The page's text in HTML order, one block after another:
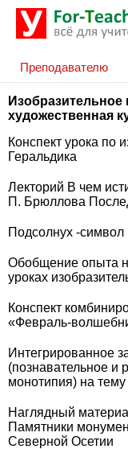
Преподавателю
Изобразительное
художественная
Конспект урока по
Геральдика
Лекторий В чем
П. Брюллова
Подсолнух -символ
Обобщение опыта
уроках
Конспект
«Февраль-
Интегрированное
(познавательное и
монотипия) на
Наглядный
Памятники
Северной Осетии